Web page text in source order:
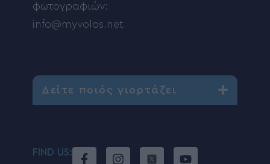
φωτογραφιών:
info@myvolos.net
Δείτε ποιός γιορτάζει
FIND US: